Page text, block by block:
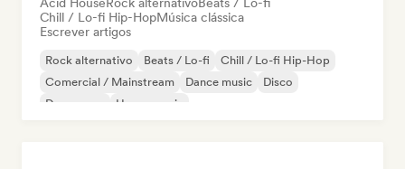
Chill / Lo-fi Hip-HopMúsica clássica
Escrever artigos
Rock alternativo Beats / Lo-fi
Chill / Lo-fi Hip-Hop
Comercial / Mainstream
Dance music
Disco
Dream pop
House music